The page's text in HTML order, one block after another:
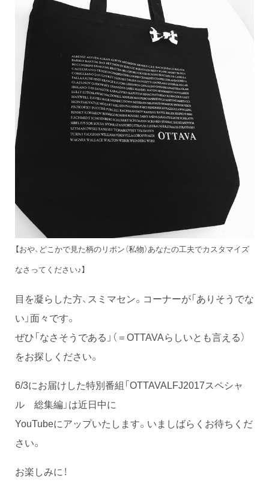
【おや、どこかで見た柄のリボン（私物）あなたの工夫でカスタマイズ
なさってください♪】
目を凝らした方、スミマセン。コーナーが「ありそうでな
い」面々です。
ぜひ「なさそうである」（＝OTTAVAらしいとも言える）
をお探しください。
6/3にお届けした特別番組「OTTAVALFJ2017スペシャ
ル 総集編」は近日中に
YouTubeにアップいたします。いましばらくお待ちくだ
さい。
お楽しみに！